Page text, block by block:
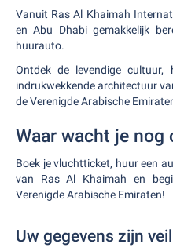
Vanuit Ras Al Khaimah
en Abu Dhabi gemakkelijk
huurauto.
Ontdek de levendige cultuur,
indrukwekkende architectuur
de Verenigde Arabische
Waar wacht je nog
Boek je vluchtticket, huur een
van Ras Al Khaimah en
Verenigde Arabische Emiraten!
Uw gegevens zijn